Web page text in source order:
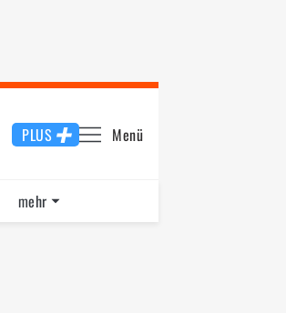
PLUS Menü
mehr